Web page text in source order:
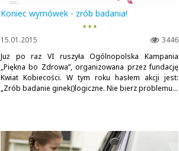
Koniec wymówek - zrób badania!
▪ ▪ ▪
3446
15.01.2015
Już po raz VI ruszyła Ogólnopolska Kampania
„Piękna bo Zdrowa”, organizowana przez fundację
Kwiat Kobiecości. W tym roku hasłem akcji jest:
„Zrób badanie ginek()logiczne. Nie bierz problemu...